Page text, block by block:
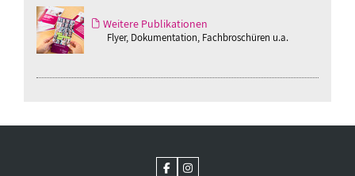
Weitere Publikationen
Flyer, Dokumentation, Fachbroschüren u.a.